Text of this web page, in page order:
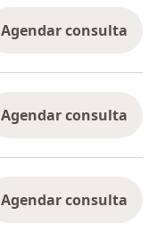
Agendar consulta
Agendar consulta
Agendar consulta